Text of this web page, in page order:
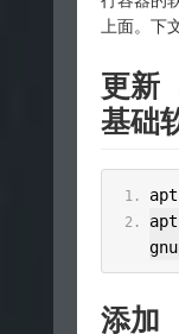
上面。下
更新
基础
apt
apt
添